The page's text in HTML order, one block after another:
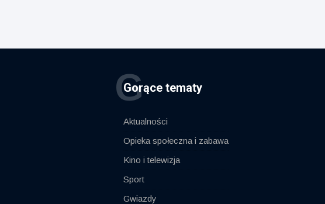
Gorące tematy
G
Aktualności
Opieka społeczna i zabawa
Kino i telewizja
Sport
Gwiazdy